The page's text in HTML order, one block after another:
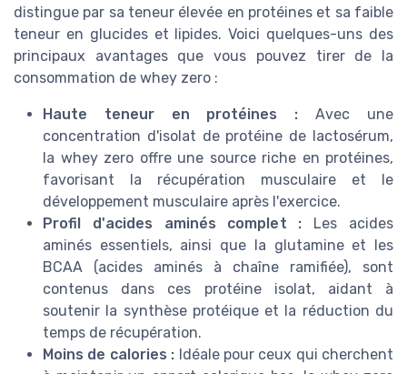
distingue par sa teneur élevée en protéines et sa faible
teneur en glucides et lipides. Voici quelques-uns des
principaux avantages que vous pouvez tirer de la
consommation de whey zero :
Haute teneur en protéines :Avec une
concentration d'isolat de protéine de lactosérum,
la whey zero offre une source riche en protéines,
favorisant la récupération musculaire et le
développement musculaire après l'exercice.
Profil d'acides aminés complet : Les acides
aminés essentiels, ainsi que la glutamine et les
BCAA (acides aminés à chaîne ramifiée), sont
contenus dans ces protéine isolat, aidant à
soutenir la synthèse protéique et la réduction du
temps de récupération.
Moins de calories : Idéale pour ceux qui cherchent